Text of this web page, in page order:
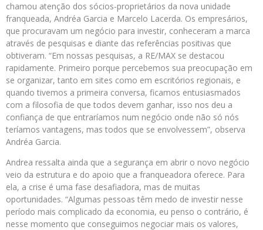
chamou atenção dos sócios-proprietários da nova unidade
franqueada, Andréa Garcia e Marcelo Lacerda. Os empresários,
que procuravam um negócio para investir, conheceram a marca
através de pesquisas e diante das referências positivas que
obtiveram. “Em nossas pesquisas, a RE/MAX se destacou
rapidamente. Primeiro porque percebemos sua preocupação em
se organizar, tanto em sites como em escritórios regionais, e
quando tivemos a primeira conversa, ficamos entusiasmados
com a filosofia de que todos devem ganhar, isso nos deu a
confiança de que entraríamos num negócio onde não só nós
teríamos vantagens, mas todos que se envolvessem”, observa
Andréa Garcia.
Andrea ressalta ainda que a segurança em abrir o novo negócio
veio da estrutura e do apoio que a franqueadora oferece. Para
ela, a crise é uma fase desafiadora, mas de muitas
oportunidades. “Algumas pessoas têm medo de investir nesse
período mais complicado da economia, eu penso o contrário, é
nesse momento que conseguimos negociar mais os valores,